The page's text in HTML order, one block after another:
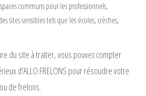
communs pour les professionnels,
sites sensibles tels que les écoles, crèches,
du site à traiter, vous pouvez compter
d’ALLO FRELONS pour résoudre votre
de frelons.